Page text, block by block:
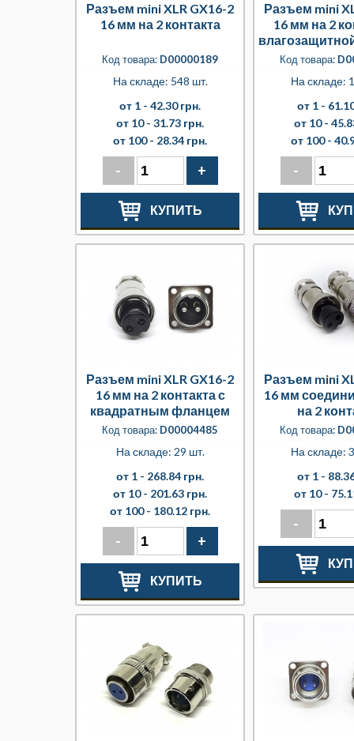
Разъем mini XLR GX16-2
16 мм на 2 контакта
Код товара: D00000189
На складе: 548 шт.
от 1 - 42.30 грн.
от 10 - 31.73 грн.
от 100 - 28.34 грн.
- +
КУПИТЬ
Разъем mini
16 мм на 2
Код товара:
На складе:
от 1 -
от 10 -
от 100 -
-
Разъем mini XLR GX16-2
16 мм на 2 контакта с
квадратным фланцем
Код товара: D00004485
На складе: 29 шт.
от 1 - 268.84 грн.
от 10 - 201.63 грн.
от 100 - 180.12 грн.
- +
КУПИТЬ
Разъем mini
16 мм
на 2
Код товара:
На складе:
от 1 -
от 10 -
-